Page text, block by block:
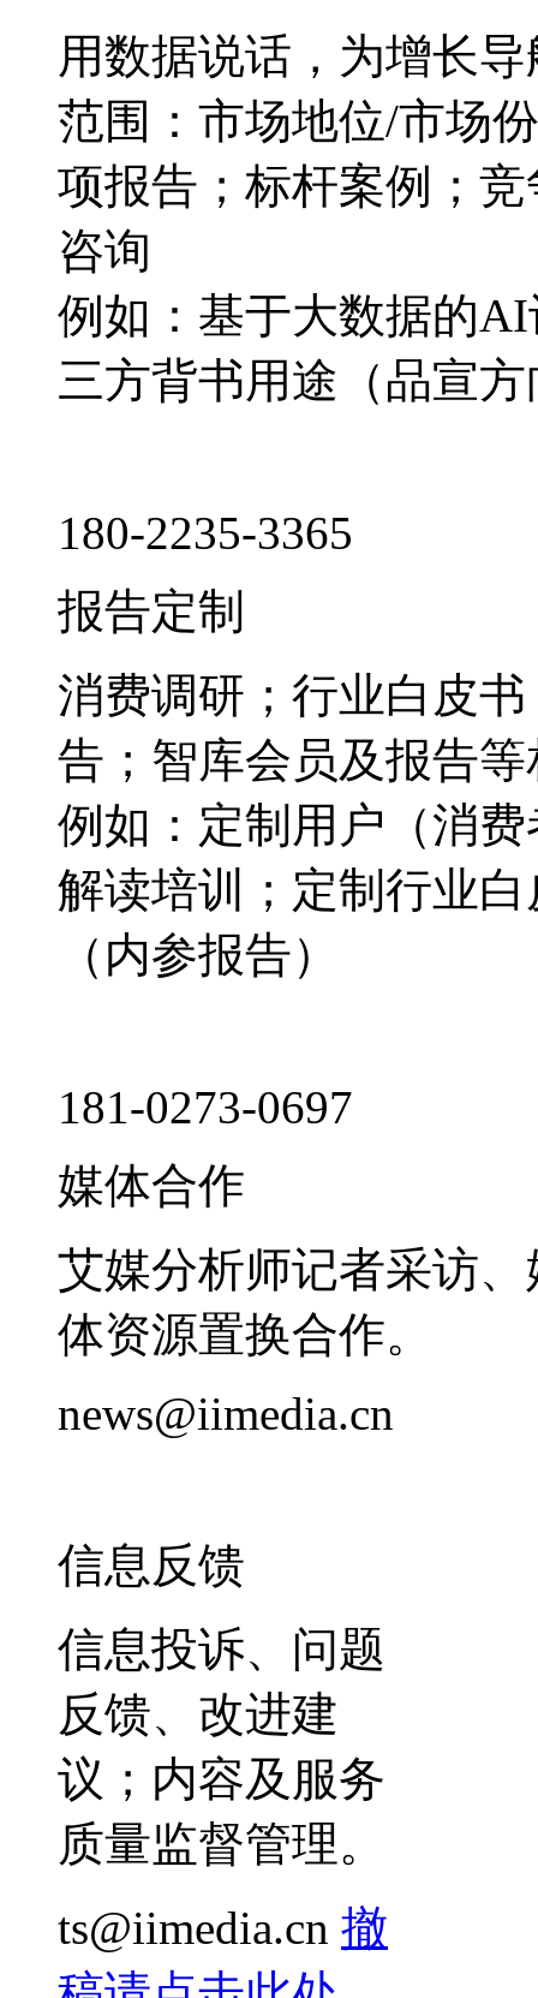
用数据说话，为增长导
范围：市场地位/市场
项报告；标杆案例；
咨询
例如：基于大数据的
三方背书用途（品宣
180-2235-3365
报告定制
消费调研；行业白皮
告；智库会员及报告
例如：定制用户（消
解读培训；定制行业
（内参报告）
181-0273-0697
媒体合作
艾媒分析师记者采访
体资源置换合作。
news@iimedia.cn
信息反馈
信息投诉、问题
反馈、改进建
议；内容及服务
质量监督管理。
ts@iimedia.cn 撤